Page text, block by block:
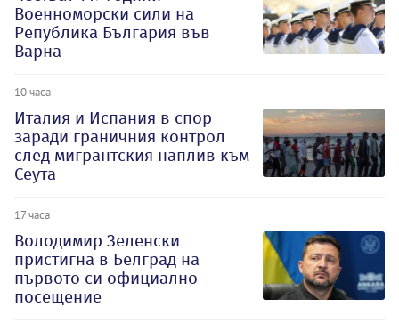
Военноморски сили на
Република България във
Варна
10 часа
Италия и Испания в спор
заради граничния контрол
след мигрантския наплив към
Сеута
17 часа
Володимир Зеленски
пристигна в Белград на
първото си официално
посещение